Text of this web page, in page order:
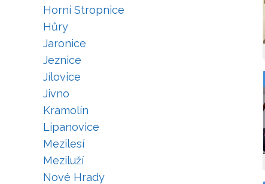
Horní Stropnice
Hůry
Jaronice
Jeznice
Jílovice
Jivno
Kramolín
Lipanovice
Mezilesí
Meziluží
Nové Hrady